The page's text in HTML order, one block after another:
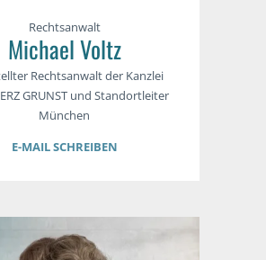
Rechtsanwalt
Michael Voltz
Rechtsanwalt der Kanzlei
GRUNST und Standortleiter
München
E-MAIL SCHREIBEN